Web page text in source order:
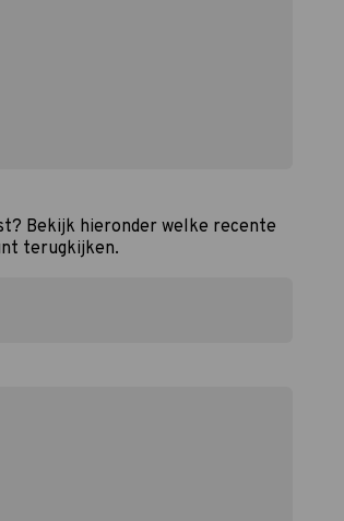
Bekijk hieronder welke recente
terugkijken.